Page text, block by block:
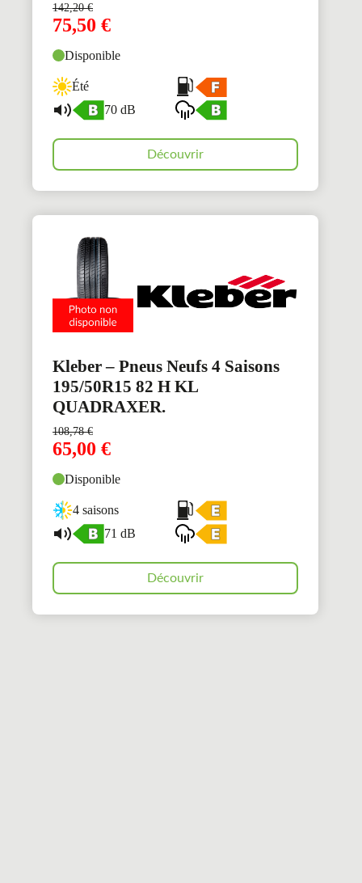
142,20€
75,50 €
Disponible
Été
70 dB
Découvrir
Kleber – Pneus Neufs 4 Saisons
195/50R15 82 H KL
QUADRAXER.
108,78€
65,00 €
Disponible
4 saisons
71 dB
Découvrir